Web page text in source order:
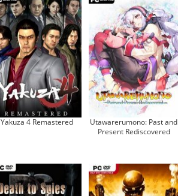
Yakuza 4 Remastered
Utawarerumono: Past and
Present Rediscovered